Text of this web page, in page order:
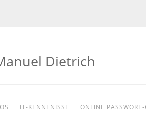
Dietrich
IT-KENNTNISSE ONLINE